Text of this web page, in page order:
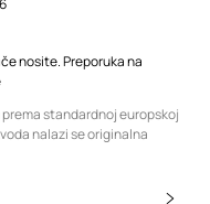
nosite. Preporuka na
standardnoj europskoj
nalazi se originalna